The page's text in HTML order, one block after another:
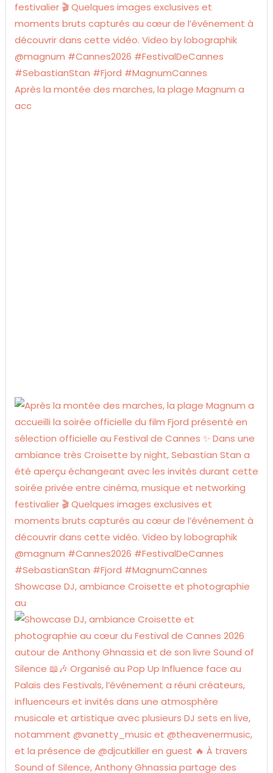
Après la montée des marches, la plage Magnum a
acc
Showcase DJ, ambiance Croisette et photographie
au